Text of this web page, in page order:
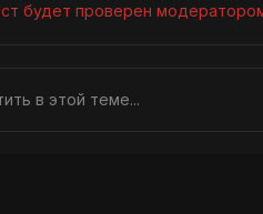
будет проверен
в этой теме...